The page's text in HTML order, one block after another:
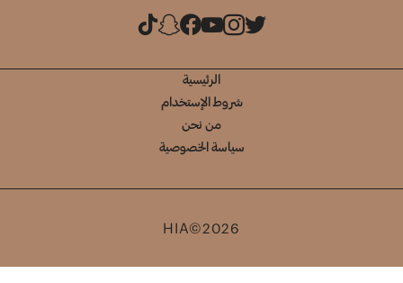
الرئيسية
شروط الإستخدام
من نحن
سياسة الخصوصية
HIA©2026